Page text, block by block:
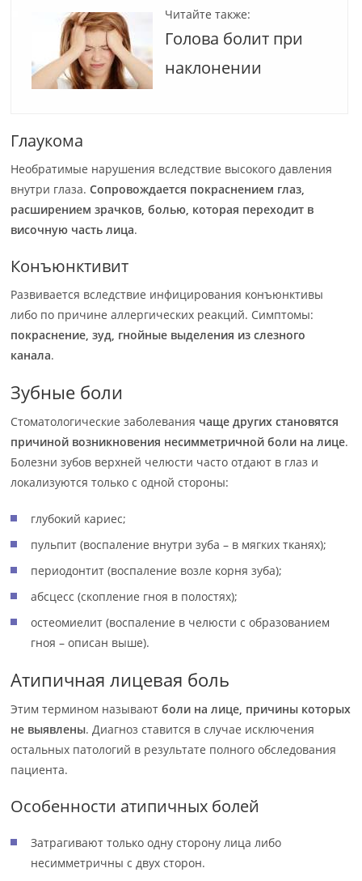
Читайте также:
Голова болит при
наклонении
Глаукома
Необратимые нарушения вследствие высокого давления
внутри глаза.Сопровождается покраснением глаз,
расширением зрачков, болью, которая переходит в
височную часть лица.
Конъюнктивит
Развивается вследствие инфицирования конъюнктивы
либо по причине аллергических реакций. Симптомы:
покраснение, зуд, гнойные выделения из слезного
канала.
Зубные боли
Стоматологические заболевания чаще других становятся
причиной возникновения несимметричной боли на лице.
Болезни зубов верхней челюсти часто отдают в глаз и
локализуются только с одной стороны:
глубокий кариес;
пульпит (воспаление внутри зуба – в мягких тканях);
периодонтит (воспаление возле корня зуба);
абсцесс (скопление гноя в полостях);
остеомиелит (воспаление в челюсти с образованием
гноя – описан выше).
Атипичная лицевая боль
Этим термином называютболи на лице, причины которых
не выявлены. Диагноз ставится в случае исключения
остальных патологий в результате полного обследования
пациента.
Особенности атипичных болей
Затрагивают только одну сторону лица либо
несимметричны с двух сторон.